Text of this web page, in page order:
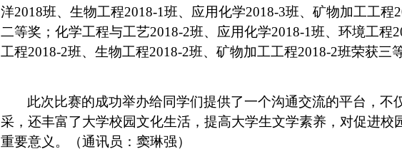
洋2018班、生物工程2018-1班、应用化学2018-3班、矿物加工工
二等奖；化学工程与工艺2018-2班、应用化学2018-1班、环境工程
工程2018-2班、生物工程2018-2班、矿物加工工程2018-2班荣获三等
此次比赛的成功举办给同学们提供了一个沟通交流的平台，不
采，还丰富了大学校园文化生活，提高大学生文学素养，对促进校
重要意义。（通讯员：窦琳强）